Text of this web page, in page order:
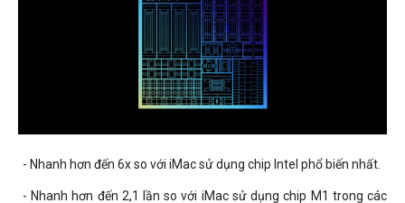
- Nhanh hơn đến 6x so với iMac sử dụng chip Intel phổ biến nhất.
- Nhanh hơn đến 2,1 lần so với iMac sử dụng chip M1 trong các